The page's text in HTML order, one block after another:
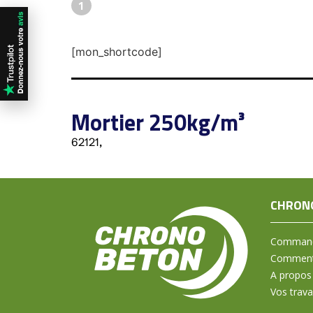
1
[mon_shortcode]
Mortier 250kg/m³
62121,
A propos
Vos